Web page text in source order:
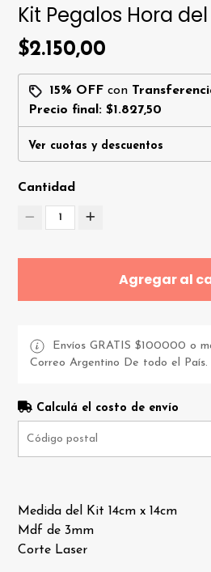
Kit Pegalos Hora del
$2.150,00
15% OFF con
Precio final:$1.827,50
Ver cuotas y descuentos
Cantidad
1
Agregar al
Envíos GRATIS $100000 o
Correo Argentino De todo el País.
Calculá el costo de envío
Medida del Kit 14cm x 14cm
Mdf de 3mm
Corte Laser